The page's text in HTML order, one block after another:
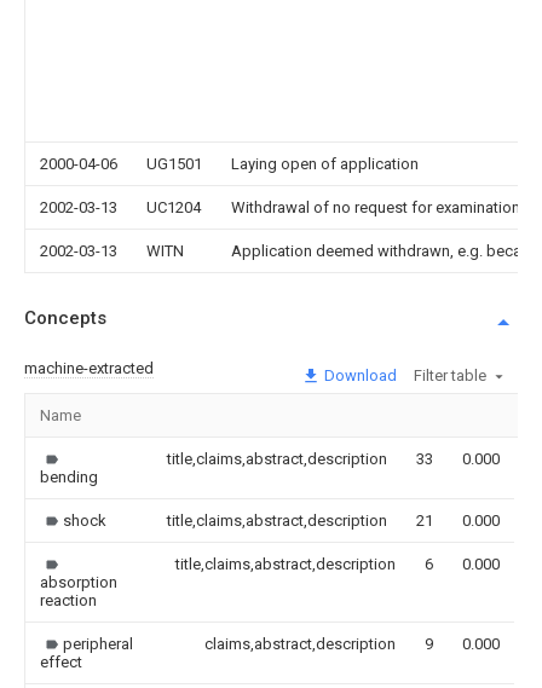
2000-04-06 UG1501 Laying open of application
2002-03-13 UC1204 Withdrawal of no request for examination
2002-03-13 WITN Application deemed withdrawn, e.g.
Concepts
machine-extracted Download Filter table
Name
bending
title,claims,abstract,description 33 0.000
shock title,claims,abstract,description 21 0.000
absorption
reaction
title,claims,abstract,description 6 0.000
peripheral
effect
claims,abstract,description 9 0.000